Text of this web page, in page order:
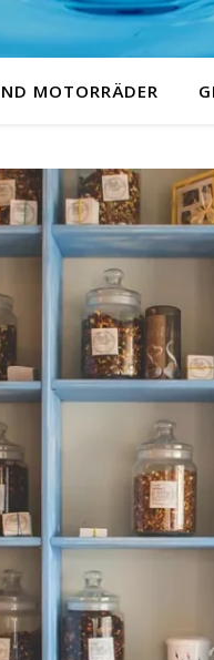
MOTORRÄDER